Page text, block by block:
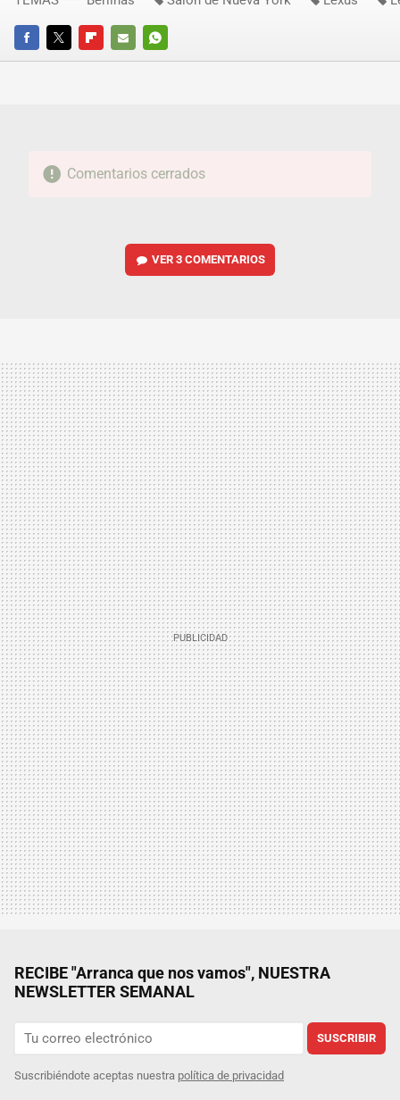
FACEBOOKTWITTERFLIPBOARD
E-
WHATSAPP
Comentarios cerrados
VER3 COMENTARIOS
RECIBE "Arranca que nos vamos", NUESTRA
NEWSLETTER SEMANAL
SUSCRIBIR
Suscribiéndote aceptas nuestra política de privacidad